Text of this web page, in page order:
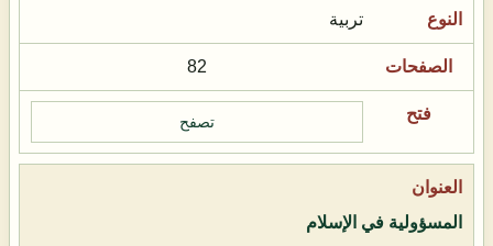
تربية
82
تصفح
المسؤولية في الإسلام